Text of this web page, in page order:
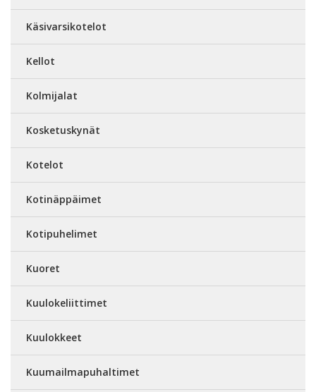
Käsivarsikotelot
Kellot
Kolmijalat
Kosketuskynät
Kotelot
Kotinäppäimet
Kotipuhelimet
Kuoret
Kuulokeliittimet
Kuulokkeet
Kuumailmapuhaltimet